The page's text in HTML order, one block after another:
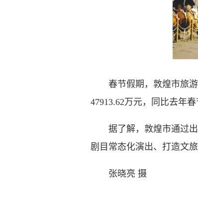
春节假期，敦煌市旅游
47913.62万元，同比去年春
据了解，敦煌市通过出
剧目常态化演出、打造文
张晓亮 摄